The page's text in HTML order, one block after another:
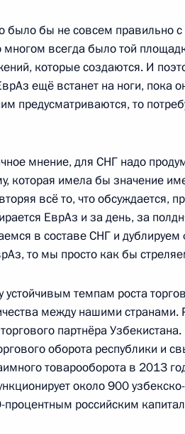
переговоры
российско-
переговоров в
Узбекистана Исламом
бы не совсем правильно с
всегда было той
которые создаются. И
ещё встанет на ноги, пока
предусматриваются, то
мнение, для СНГ надо
которая имела бы значение
всё то, что обсуждается,
ЕврАз и за день, за
в составе СНГ и дублируем
то мы просто как бы
темпам роста
между нашими странами.
партнёра
оборота республики и
товарооборота в 2013
около 900
российским